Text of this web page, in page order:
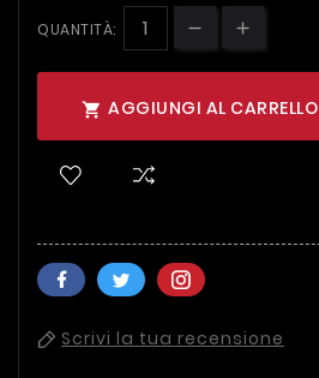
QUANTITÀ:
 AGGIUNGI AL CARRELLO
Scrivi la tua recensione